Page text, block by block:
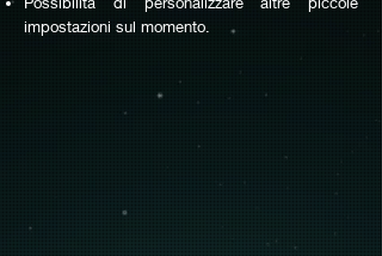
impostazioni sul momento.